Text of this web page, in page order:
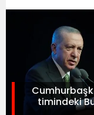
timindeki